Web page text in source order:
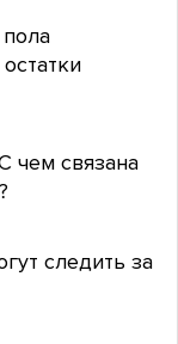
чем связана
следить за